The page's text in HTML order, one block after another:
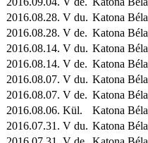
2016.08.28. V du. Katona Béla
2016.08.28. V de. Katona Béla
2016.08.14. V du. Katona Béla
2016.08.14. V de. Katona Béla
2016.08.07. V du. Katona Béla
2016.08.07. V de. Katona Béla
2016.08.06. Kül. Katona Béla
2016.07.31. V du. Katona Béla